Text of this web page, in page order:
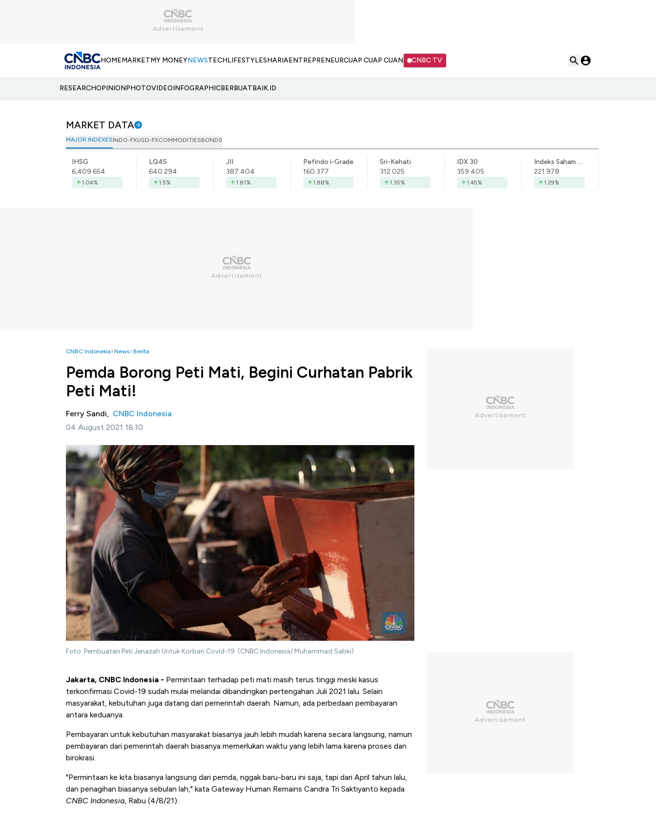
HOMEMARKETMY MONEYNEWSTECHLIFESTYLESHARIAENTREPRENEURCUAP CUAP CUAN CNBC TV
RESEARCHOPINIONPHOTOVIDEOINFOGRAPHICBERBUATBAIK.ID
MARKET DATA
MAJOR INDEXESINDO-FXUSD-FXCOMMODITIESBONDS
IHSG
6,409.654
1.04%
LQ45
640.294
1.5%
JII
387.404
1.81%
Pefindo i-Grade
160.377
1.88%
Sri-Kehati
312.025
1.35%
IDX 30
359.405
1.45%
Indeks Saham Syariah Indonesia
221.978
1.29%
CNBC Indonesia News Berita
Pemda Borong Peti Mati, Begini Curhatan Pabrik
Peti Mati!
Ferry Sandi, CNBC Indonesia
04 August 2021 18:10
Foto: Pembuatan Peti Jenazah Untuk Korban Covid-19. (CNBC Indonesia/ Muhammad Sabki)
Jakarta, CNBC Indonesia - Permintaan terhadap peti mati masih terus tinggi meski kasus
terkonfirmasi Covid-19 sudah mulai melandai dibandingkan pertengahan Juli 2021 lalu. Selain
masyarakat, kebutuhan juga datang dari pemerintah daerah. Namun, ada perbedaan pembayaran
antara keduanya.
Pembayaran untuk kebutuhan masyarakat biasanya jauh lebih mudah karena secara langsung, namun
pembayaran dari pemerintah daerah biasanya memerlukan waktu yang lebih lama karena proses dan
birokrasi.
"Permintaan ke kita biasanya langsung dari pemda, nggak baru-baru ini saja, tapi dari April tahun lalu,
dan penagihan biasanya sebulan lah," kata Gateway Human Remains Candra Tri Saktiyanto kepada
CNBC Indonesia, Rabu (4/8/21).